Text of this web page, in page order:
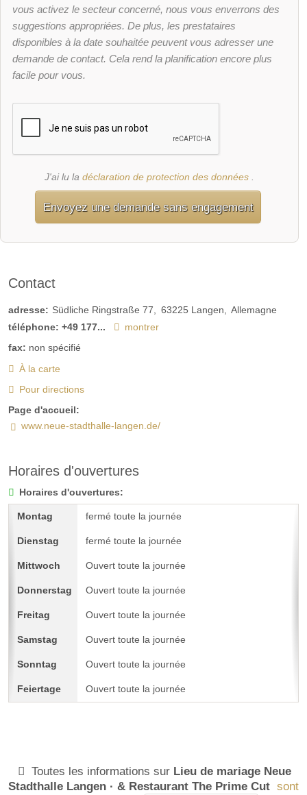
vous activez le secteur concerné, nous vous enverrons des
suggestions appropriées. De plus, les prestataires
disponibles à la date souhaitée peuvent vous adresser une
demande de contact. Cela rend la planification encore plus
facile pour vous.
J'ai lu la déclaration de protection des données
Envoyez une demande sans engagement
Contact
adresse: Südliche Ringstraße 77 63225 Langen
Allemagne
téléphone: +49 177...
montrer
fax: non spécifié
À la carte
Pour directions
Page d'accueil:
www.neue-stadthalle-langen.de/
Horaires d'ouvertures
Horaires d'ouvertures:
fermé toute la journée
fermé toute la journée
Ouvert toute la journée
Ouvert toute la journée
Ouvert toute la journée
Ouvert toute la journée
Ouvert toute la journée
Ouvert toute la journée
Toutes les informations sur Lieu de mariage Neue
Stadthalle Langen · & Restaurant The Prime Cut sont